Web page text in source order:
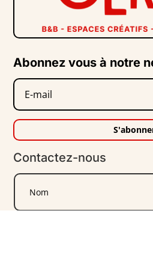
Abonnez vous à notre
Contactez-nous